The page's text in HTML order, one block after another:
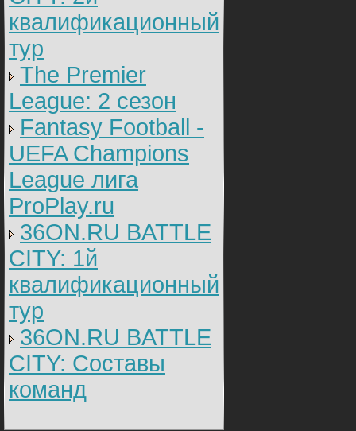
квалификационный
тур
The Premier
League: 2 cезон
Fantasy Football -
UEFA Champions
League лига
ProPlay.ru
36ON.RU BATTLE
CITY: 1й
квалификационный
тур
36ON.RU BATTLE
CITY: Составы
команд